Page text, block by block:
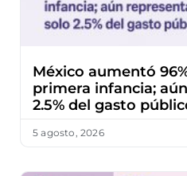
México aumentó
primera infancia;
2.5% del gasto
5 agosto, 2026